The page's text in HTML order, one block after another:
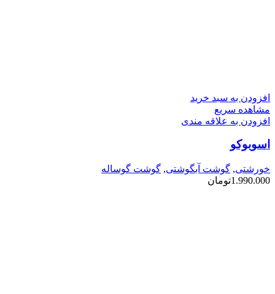
افزودن به سبد خرید
مشاهده سریع
افزودن به علاقه مندی
اسوبوکو
خورشتی, گوشت آبگوشتی, گوشت گوساله
1.990.000تومان